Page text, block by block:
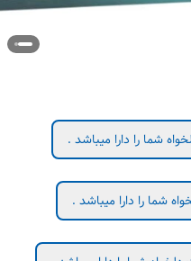
شما را دارا میباشد .
شما را دارا میباشد .